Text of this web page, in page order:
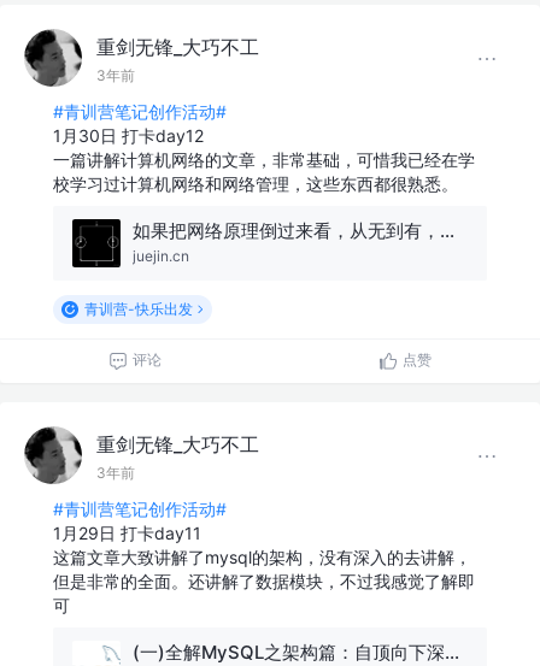
重剑无锋_大巧不工
3年前
#青训营笔记创作活动#
1月30日 打卡day12
一篇讲解计算机网络的文章，非常基础，可惜我已经在学
校学习过计算机网络和网络管理，这些东西都很熟悉。
如果把网络原理倒过来看，从无到有，一切都清晰了（上）
juejin.cn
青训营-快乐出发
评论 点赞
重剑无锋_大巧不工
3年前
#青训营笔记创作活动#
1月29日 打卡day11
这篇文章大致讲解了mysql的架构，没有深入的去讲解，
但是非常的全面。还讲解了数据模块，不过我感觉了解即
可
(一)全解MySQL之架构篇：自顶向下深入剖析MySQL整体架构！